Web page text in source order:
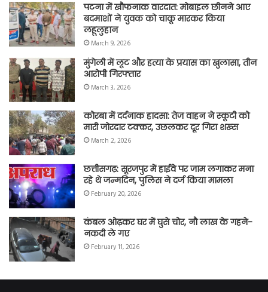
पटना में खौफनाक वारदात: मोबाइल छीनने आए
बदमाशों ने युवक को चाकू मारकर किया
लहूलुहान
March 9, 2026
मुंगेली में लूट और हत्या के प्रयास का खुलासा, तीन
आरोपी गिरफ्तार
March 3, 2026
कोरबा में दर्दनाक हादसा: तेज वाहन ने स्कूटी को
मारी जोरदार टक्कर, उछलकर दूर गिरा शख्स
March 2, 2026
छत्तीसगढ़: सूरजपुर में हाईवे पर जाम लगाकर मना
रहे थे जन्मदिन, पुलिस ने दर्ज किया मामला
February 20, 2026
कंबल ओढ़कर घर में घुसे चोर, नौ लाख के गहने-
नकदी ले गए
February 11, 2026